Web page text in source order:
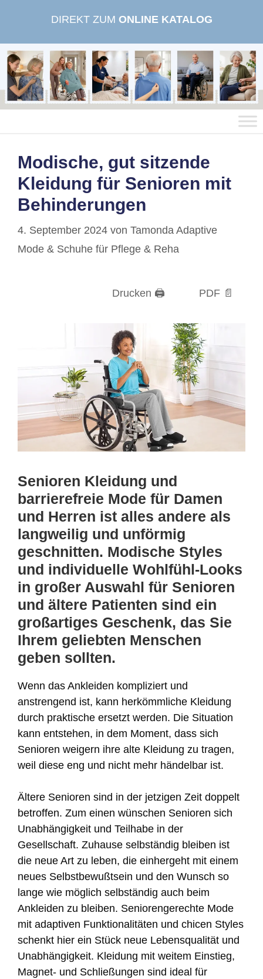
DIREKT ZUM ONLINE KATALOG
Modische, gut sitzende
Kleidung für Senioren mit
Behinderungen
4. September 2024 von Tamonda Adaptive
Mode & Schuhe für Pflege & Reha
Drucken 🖨 PDF 📄
Senioren Kleidung und
barrierefreie Mode für Damen
und Herren ist alles andere als
langweilig und unförmig
geschnitten. Modische Styles
und individuelle Wohlfühl-Looks
in großer Auswahl für Senioren
und ältere Patienten sind ein
großartiges Geschenk, das Sie
Ihrem geliebten Menschen
geben sollten.
Wenn das Ankleiden kompliziert und
anstrengend ist, kann herkömmliche Kleidung
durch praktische ersetzt werden. Die Situation
kann entstehen, in dem Moment, dass sich
Senioren weigern ihre alte Kleidung zu tragen,
weil diese eng und nicht mehr händelbar ist.
Ältere Senioren sind in der jetzigen Zeit doppelt
betroffen. Zum einen wünschen Senioren sich
Unabhängigkeit und Teilhabe in der
Gesellschaft. Zuhause selbständig bleiben ist
die neue Art zu leben, die einhergeht mit einem
neues Selbstbewußtsein und den Wunsch so
lange wie möglich selbständig auch beim
Ankleiden zu bleiben. Seniorengerechte Mode
mit adaptiven Funktionalitäten und chicen Styles
schenkt hier ein Stück neue Lebensqualität und
Unabhängigkeit. Kleidung mit weitem Einstieg,
Magnet- und Schließungen sind ideal für